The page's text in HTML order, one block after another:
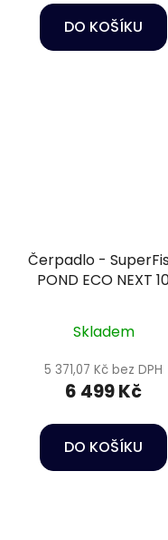
DO KOŠÍKU
Čerpadlo -
POND ECO NEXT
Skladem
5 371,07 Kč bez DPH
6 499 Kč
DO KOŠÍKU